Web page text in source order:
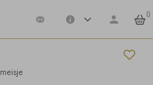
0
meisje